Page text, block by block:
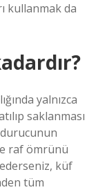
kullanmak da
yalnızca
saklanması
raf ömrünü
küf
tüm